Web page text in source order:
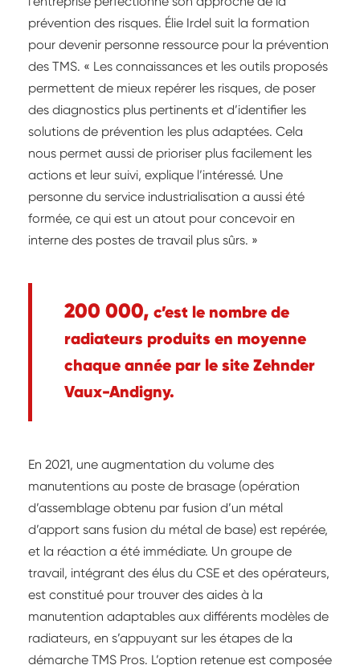
prévention des risques. Élie Irdel suit la formation
pour devenir personne ressource pour la prévention
des TMS. « Les connaissances et les outils proposés
permettent de mieux repérer les risques, de poser
des diagnostics plus pertinents et d’identifier les
solutions de prévention les plus adaptées. Cela
nous permet aussi de prioriser plus facilement les
actions et leur suivi, explique l’intéressé. Une
personne du service industrialisation a aussi été
formée, ce qui est un atout pour concevoir en
interne des postes de travail plus sûrs. »
200 000, c’est le nombre de
radiateurs produits en moyenne
chaque année par le site Zehnder
Vaux-Andigny.
En 2021, une augmentation du volume des
manutentions au poste de brasage (opération
d’assemblage obtenu par fusion d’un métal
d’apport sans fusion du métal de base) est repérée,
et la réaction a été immédiate. Un groupe de
travail, intégrant des élus du CSE et des opérateurs,
est constitué pour trouver des aides à la
manutention adaptables aux différents modèles de
radiateurs, en s’appuyant sur les étapes de la
démarche TMS Pros. L’option retenue est composée